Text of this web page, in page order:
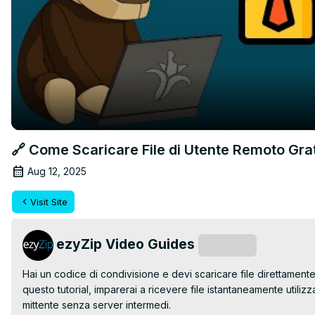
🔗 Come Scaricare File di Utente Remoto
Aug 12, 2025
Visit Site
ezyZip Video Guides
Hai un codice di condivisione e devi scaricare file
questo tutorial, imparerai a ricevere file istantaneamente
mittente senza server intermedi.